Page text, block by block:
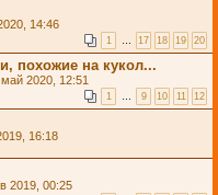
14:46
1 … 17 18 19 20
похожие на кукол...
2020, 12:51
1 … 9 10 11 12
16:18
2019, 00:25